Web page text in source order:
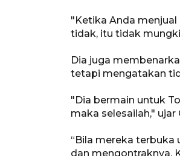
"Ketika Anda
tidak, itu tidak
Dia juga
tetapi mengatakan
"Dia bermain untuk
maka selesailah," ujar
“Bila mereka terbuka
dan mengontraknya.